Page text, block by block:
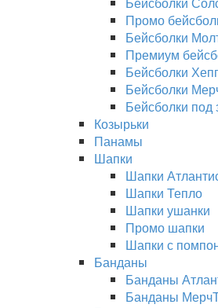
Промо
Бейсболки
Премиум
Бейсболки
Бейсболки
Бейсболки под
Козырьки
Панамы
Шапки
Шапки
Шапки Тепло
Шапки ушанки
Промо шапки
Шапки с
Банданы
Банданы
Банданы